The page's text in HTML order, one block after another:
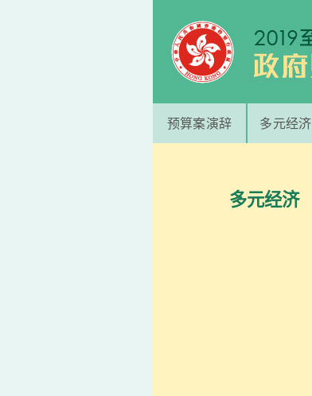
预算案演辞 多元经济
多元经济